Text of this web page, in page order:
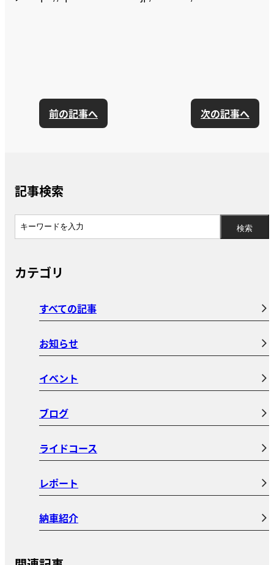
前の記事へ 次の記事へ
記事検索
カテゴリ
すべての記事
お知らせ
イベント
ブログ
ライドコース
レポート
納車紹介